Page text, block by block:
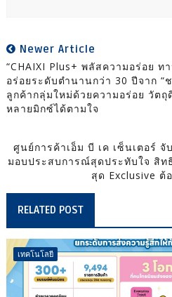
Newer Article
“CHAIXI Plus+ พลัสความอร่อย ท
อร่อยระดับตำนานกว่า 30 ปีจาก “
ลูกค้ากลุ่มใหม่ด้วยความอร่อย วัต
หลายมิกซ์ได้ตามใจ
ศูนย์การค้าเอ็ม บี เค เซ็นเตอร์
มอบประสบการณ์สุดประทับใจ สิท
สุด Exclusive ต้
RELATED POST
เทคโนโลยี